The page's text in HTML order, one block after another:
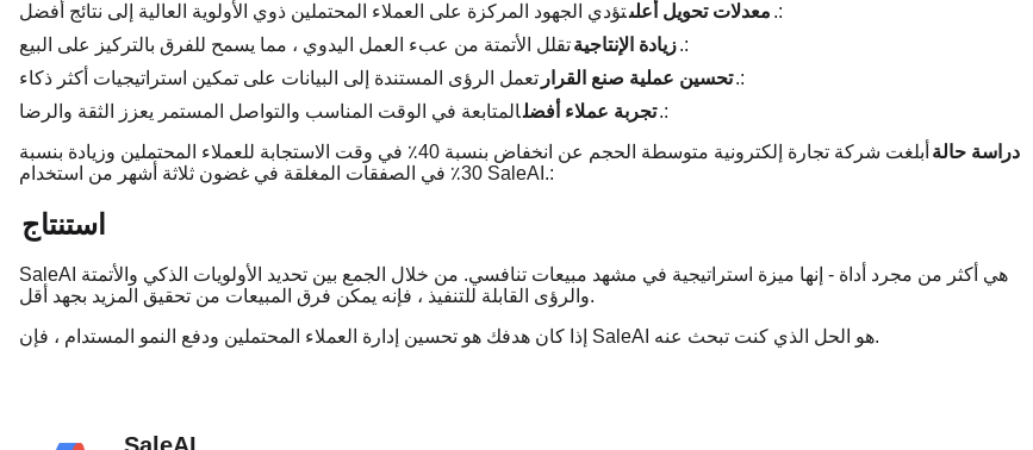
معدلات تحويل أعلى تؤدي الجهود المركزة على العملاء المحتملين ذوي الأولوية العالية إلى نتائج أفضل.:
زيادة الإنتاجيةتقلل الأتمتة من عبء العمل اليدوي ، مما يسمح للفرق بالتركيز على البيع.:
تحسين عملية صنع القرارتعمل الرؤى المستندة إلى البيانات على تمكين استراتيجيات أكثر ذكاء.:
تجربة عملاء أفضلالمتابعة في الوقت المناسب والتواصل المستمر يعزز الثقة والرضا.:
دراسة حالة
أبلغت شركة تجارة إلكترونية متوسطة الحجم عن انخفاض بنسبة 40٪ في وقت الاستجابة للعملاء المحتملين وزيادة بنسبة
30٪ في الصفقات المغلقة في غضون ثلاثة أشهر من استخدام SaleAI.:
استنتاج
SaleAI هي أكثر من مجرد أداة - إنها ميزة استراتيجية في مشهد مبيعات تنافسي. من خلال الجمع بين تحديد الأولويات الذكي والأتمتة
والرؤى القابلة للتنفيذ ، فإنه يمكن فرق المبيعات من تحقيق المزيد بجهد أقل.
إذا كان هدفك هو تحسين إدارة العملاء المحتملين ودفع النمو المستدام ، فإن SaleAI هو الحل الذي كنت تبحث عنه.